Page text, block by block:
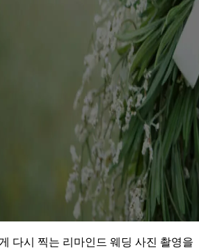
다시 찍는 리마인드 웨딩 사진 촬영을